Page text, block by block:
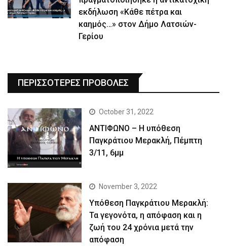
εκδήλωση «Κάθε πέτρα και
καημός…» στον Δήμο Λατσιών-
Γερίου
ΠΕΡΙΣΣΟΤΕΡΕΣ ΠΡΟΒΟΛΕΣ
October 31, 2022
ΑΝΤΙΦΩΝΟ – Η υπόθεση
Παγκράτιου Μερακλή, Πέμπτη
3/11, 6μμ
November 3, 2022
Yπόθεση Παγκράτιου Μερακλή:
Τα γεγονότα, η απόφαση και η
ζωή του 24 χρόνια μετά την
απόφαση